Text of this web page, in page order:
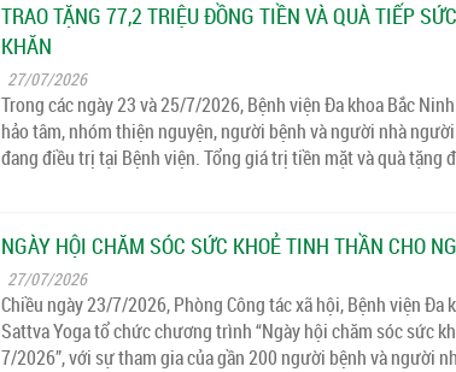
TRAO TẶNG 77,2 TRIỆU ĐỒNG TIỀN VÀ QUÀ TIẾP
KHĂN
27/07/2026
Trong các ngày 23 và 25/7/2026, Bệnh viện Đa khoa Bắc
hảo tâm, nhóm thiện nguyện, người bệnh và người nhà
đang điều trị tại Bệnh viện. Tổng giá trị tiền mặt và quà tặng
NGÀY HỘI CHĂM SÓC SỨC KHOẺ TINH THẦN CHO
27/07/2026
Chiều ngày 23/7/2026, Phòng Công tác xã hội, Bệnh viện
Sattva Yoga tổ chức chương trình “Ngày hội chăm sóc sức
7/2026”, với sự tham gia của gần 200 người bệnh và người